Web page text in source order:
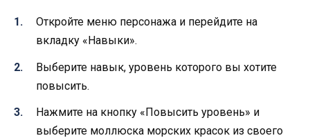
Откройте меню персонажа и перейдите на
вкладку «Навыки».
Выберите навык, уровень которого вы хотите
повысить.
Нажмите на кнопку «Повысить уровень» и
выберите моллюска морских красок из своего